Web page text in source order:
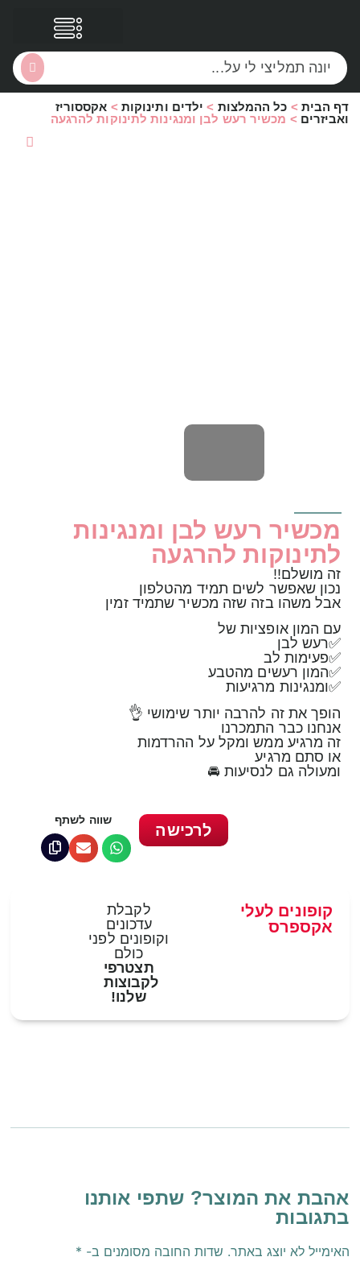
דף הבית > כל ההמלצות > ילדים ותינוקות > אקססוריז
ואביזרים > מכשיר רעש לבן ומנגינות לתינוקות להרגעה
מכשיר רעש לבן ומנגינות
לתינוקות להרגעה
זה מושלם!!
נכון שאפשר לשים תמיד מהטלפון
אבל משהו בזה שזה מכשיר שתמיד זמין
עם המון אופציות של
✅רעש לבן
✅פעימות לב
✅המון רעשים מהטבע
✅ומנגינות מרגיעות
הופך את זה להרבה יותר שימושי 👌
אנחנו כבר התמכרנו
זה מרגיע ממש ומקל על ההרדמות
או סתם מרגיע
ומעולה גם לנסיעות 🚘
שווה לשתף
לרכישה
לקבלת
עדכונים
וקופונים לפני
כולם
תצטרפי
לקבוצות
שלנו!
קופונים לעלי
אקספרס
אהבת את המוצר? שתפי אותנו
בתגובות
האימייל לא יוצג באתר. שדות החובה מסומנים ב- *